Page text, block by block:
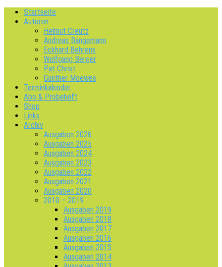
Startseite
Autoren
Helmut Creutz
Andreas Bangemann
Eckhard Behrens
Wolfgang Berger
Pat Christ
Günther Moewes
Terminkalender
Abo & Probeheft
Shop
Links
Archiv
Ausgaben 2026
Ausgaben 2025
Ausgaben 2024
Ausgaben 2023
Ausgaben 2022
Ausgaben 2021
Ausgaben 2020
2010 – 2019
Ausgaben 2019
Ausgaben 2018
Ausgaben 2017
Ausgaben 2016
Ausgaben 2015
Ausgaben 2014